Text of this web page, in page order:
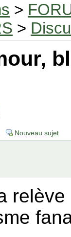
>
>
Nouveau sujet
relève